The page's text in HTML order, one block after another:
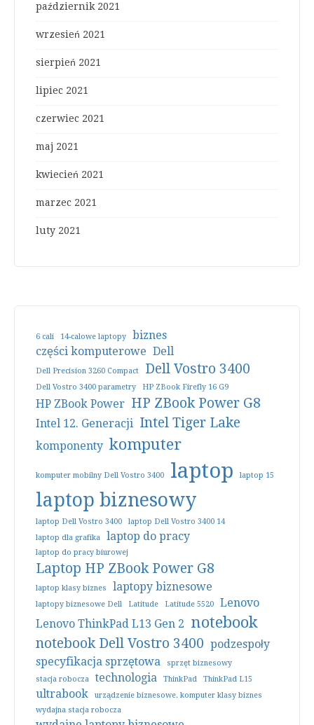
październik 2021
wrzesień 2021
sierpień 2021
lipiec 2021
czerwiec 2021
maj 2021
kwiecień 2021
marzec 2021
luty 2021
6 cali 14-calowe laptopy
biznes
części komputerowe Dell
Dell Precision 3260 Compact Dell Vostro 3400
Dell Vostro 3400 parametry HP ZBook Firefly 16 G9
HP ZBook Power HP ZBook Power G8
Intel 12. Generacji Intel Tiger Lake
komponenty komputer
komputer mobilny Dell Vostro 3400 laptop laptop 15
laptop biznesowy
laptop Dell Vostro 3400
laptop Dell Vostro 3400 14
laptop dla grafika
laptop do pracy
laptop do pracy biurowej
Laptop HP ZBook Power G8
laptop klasy biznes laptopy biznesowe
laptopy biznesowe Dell Latitude Latitude 5520
Lenovo
Lenovo ThinkPad L13 Gen 2 notebook
notebook Dell Vostro 3400 podzespoły
specyfikacja sprzętowa
sprzęt biznesowy
stacja robocza
technologia ThinkPad ThinkPad L15
ultrabook
urządzenie biznesowe. komputer klasy biznes
wydajna stacja robocza